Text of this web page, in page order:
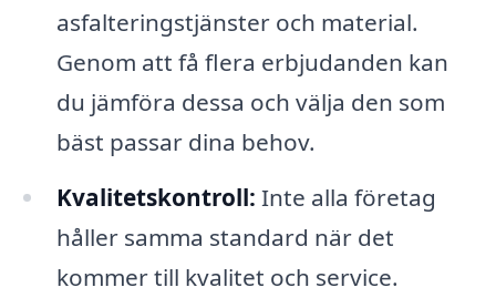
asfalteringstjänster och material.
Genom att få flera erbjudanden kan
du jämföra dessa och välja den som
bäst passar dina behov.
Kvalitetskontroll: Inte alla företag
håller samma standard när det
kommer till kvalitet och service.